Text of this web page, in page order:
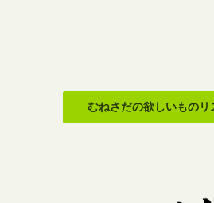
むねさだの欲しいものリ